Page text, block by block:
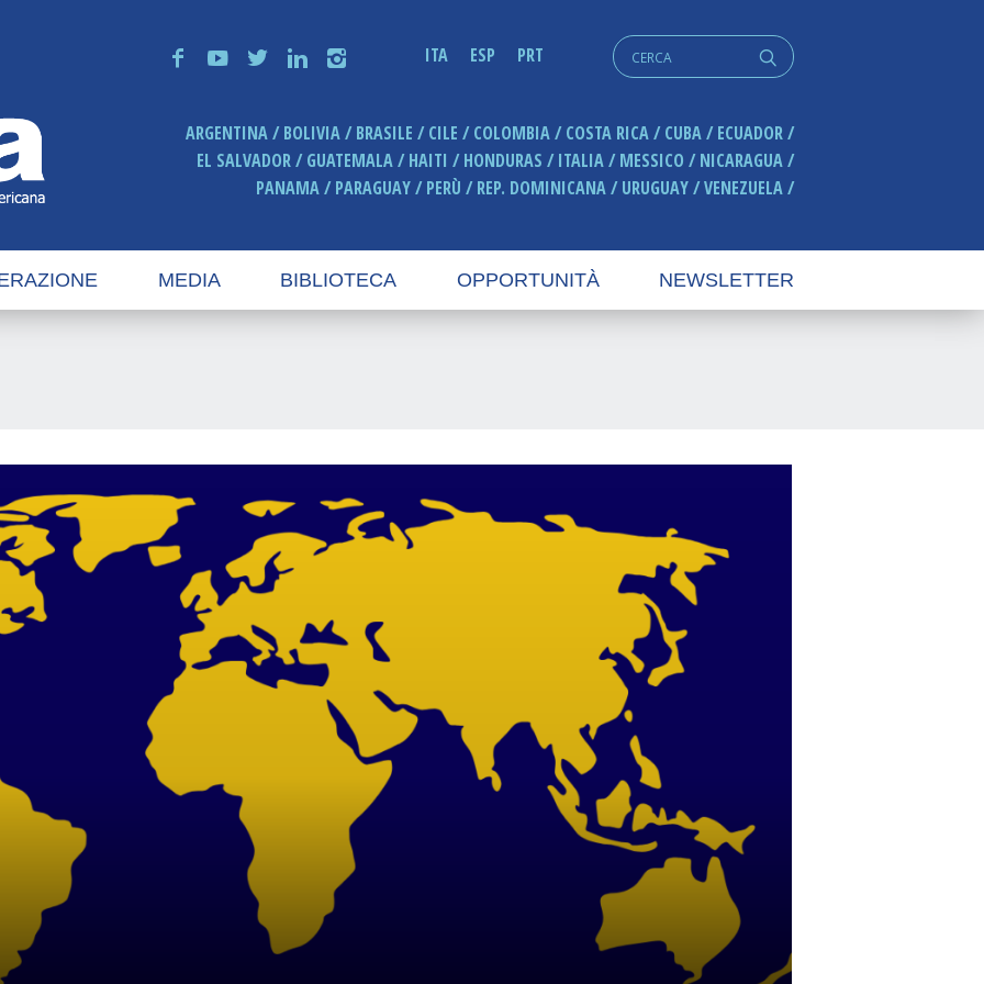
f y t n i ITA ESP PRT q
Cerca:
ARGENTINA BOLIVIA BRASILE CILE COLOMBIA COSTA RICA CUBA
ECUADOR
EL SALVADOR
GUATEMALA HAITI HONDURAS ITALIA MESSICO
NICARAGUA
PANAMA
PARAGUAY PERÙ REP. DOMINICANA URUGUAY VENEZUELA
MEDIA BIBLIOTECA OPPORTUNITÀ NEWSLETTER